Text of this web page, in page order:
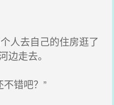
人去自己的住房逛了
边走去。
错吧？”